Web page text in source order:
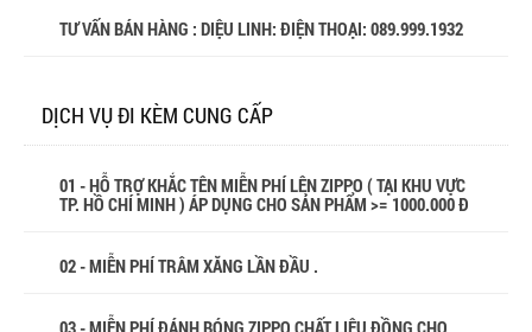
TƯ VẤN BÁN HÀNG : DIỆU LINH: ĐIỆN THOẠI: 089.999.1932
DỊCH VỤ ĐI KÈM CUNG CẤP
01 - HỖ TRỢ KHẮC TÊN MIỄN PHÍ LÊN ZIPPO ( TẠI KHU VỰC
TP. HỒ CHÍ MINH ) ÁP DỤNG CHO SẢN PHẨM >= 1000.000 Đ
02 - MIỄN PHÍ TRÂM XĂNG LẦN ĐẦU .